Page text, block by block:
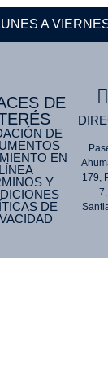
A
DE
DE
EN
LÍNEA
Y
DE
179,
7,